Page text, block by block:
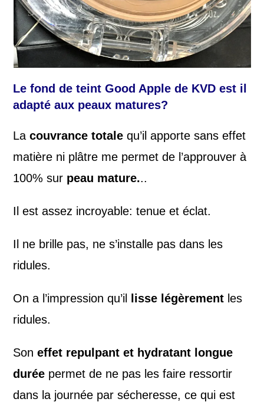
Le fond de teint Good Apple de KVD est il
adapté aux peaux matures?
Lacouvrance totale qu’il apporte sans effet
matière ni plâtre me permet de l’approuver à
100% sur peau mature...
Il est assez incroyable: tenue et éclat.
Il ne brille pas, ne s’installe pas dans les
ridules.
On a l’impression qu’il lisse légèrement les
ridules.
Soneffet repulpant et hydratant longue
durée permet de ne pas les faire ressortir
dans la journée par sécheresse, ce qui est